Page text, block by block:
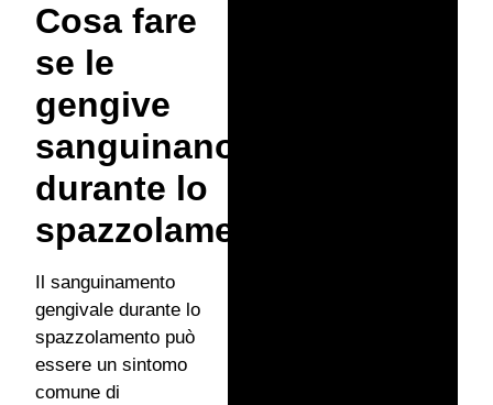
Cosa fare
se le
gengive
sanguinano
durante lo
spazzolamento?
Il sanguinamento
gengivale durante lo
spazzolamento può
essere un sintomo
comune di